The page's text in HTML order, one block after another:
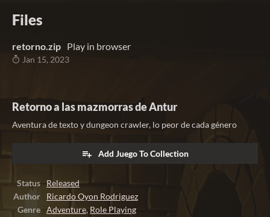
Files
retorno.zip Play in browser
Jan 15, 2023
Retorno a las mazmorras de Antur
Aventura de texto y dungeon crawler, lo peor de cada género
Add Juego To Collection
Status
Released
Author
Ricardo Oyon Rodriguez
Genre
Adventure, Role Playing